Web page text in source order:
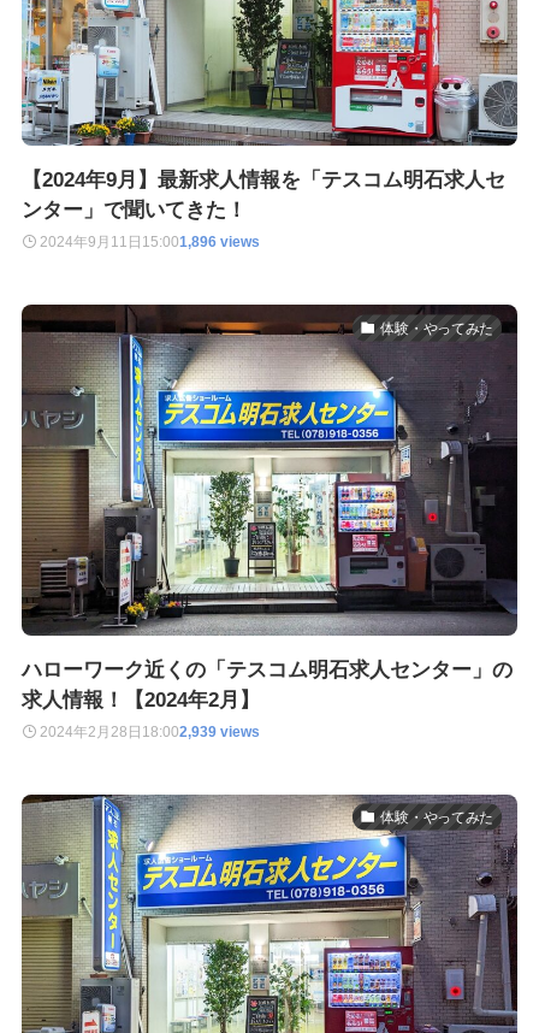
【2024年9月】最新求人情報を「テスコム明石求人セ
ンター」で聞いてきた！
2024年9月11日 15:001,896 views
体験・やってみた
ハローワーク近くの「テスコム明石求人センター」の
求人情報！【2024年2月】
2024年2月28日 18:002,939 views
体験・やってみた